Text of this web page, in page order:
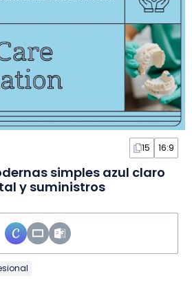
15 16:9
simples azul claro
y suministros